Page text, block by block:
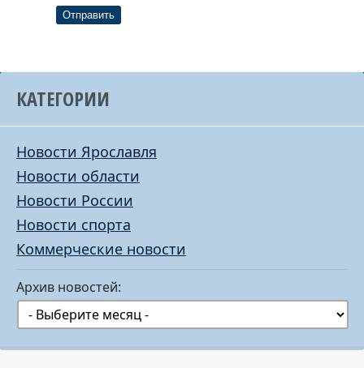
Отправить
КАТЕГОРИИ
Новости Ярославля
Новости области
Новости России
Новости спорта
Коммерческие новости
Архив новостей: